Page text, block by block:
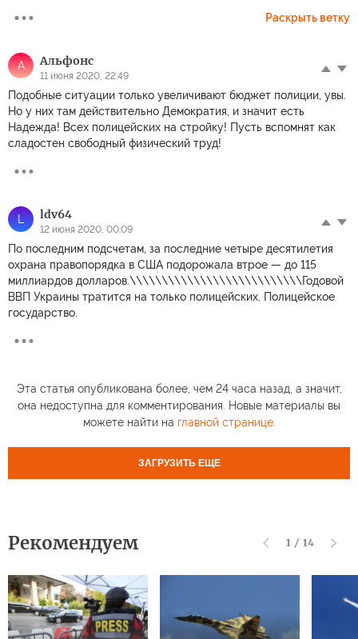
Раскрыть ветку
А Альфонс
11 июня 2020, 22:49
Подобные ситуации только увеличивают бюджет полиции, увы.
Но у них там действительно Демократия, и значит есть
Надежда! Всех полицейских на стройку! Пусть вспомнят как
сладостен свободный физический труд!
L ldv64
12 июня 2020, 00:09
По последним подсчетам, за последние четыре десятилетия
охрана правопорядка в США подорожала втрое — до 115
миллиардов долларов.\\\\\\\\\\\\\\\\\\\\\\\\\\\Годовой
ВВП Украины тратится на только полицейских. Полицейское
государство.
Эта статья опубликована более, чем 24 часа назад, а значит,
она недоступна для комментирования. Новые материалы вы
можете найти на главной странице.
ЗАГРУЗИТЬ ЕЩЕ
Рекомендуем 1 / 14